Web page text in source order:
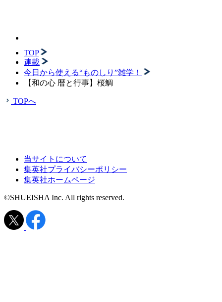
TOP
連載
今日から使える“ものしり”雑学！
【和の心 暦と行事】桜鯛
TOPへ
当サイトについて
集英社プライバシーポリシー
集英社ホームページ
©SHUEISHA Inc. All rights reserved.